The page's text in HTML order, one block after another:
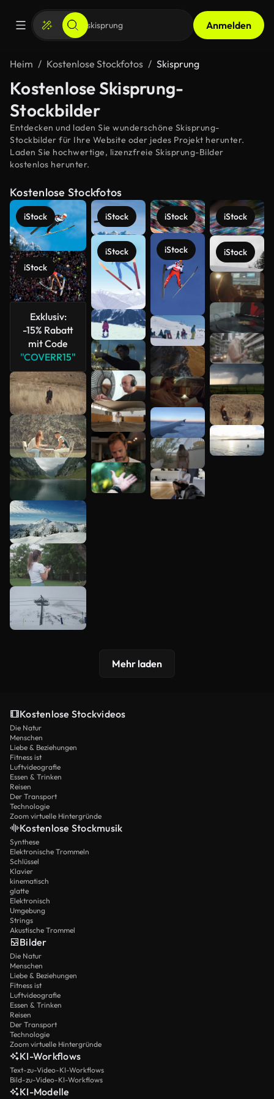
Anmelden
Heim Kostenlose Stockfotos Skisprung
Kostenlose Skisprung-
Stockbilder
Entdecken und laden Sie wunderschöne Skisprung-
Stockbilder für Ihre Website oder jedes Projekt herunter.
Laden Sie hochwertige, lizenzfreie Skisprung-Bilder
kostenlos herunter.
Kostenlose Stockfotos
iStock
iStock
Exklusiv:
-15% Rabatt
mit Code
"COVERR15"
iStock
iStock
iStock
iStock
iStock
iStock
Mehr
anzeigen
Mehr laden
Kostenlose Stockvideos
Die Natur
Menschen
Liebe & Beziehungen
Fitness ist
Luftvideografie
Essen & Trinken
Reisen
Der Transport
Technologie
Zoom virtuelle Hintergründe
Kostenlose Stockmusik
Synthese
Elektronische Trommeln
Schlüssel
Klavier
kinematisch
glatte
Elektronisch
Umgebung
Strings
Akustische Trommel
Bilder
Die Natur
Menschen
Liebe & Beziehungen
Fitness ist
Luftvideografie
Essen & Trinken
Reisen
Der Transport
Technologie
Zoom virtuelle Hintergründe
KI-Workflows
Text-zu-Video-KI-Workflows
Bild-zu-Video-KI-Workflows
KI-Modelle